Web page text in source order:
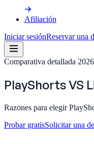
Afiliación
Iniciar sesiónReservar una
Comparativa detallada 2026
PlayShortsVS
Razones para elegir
Probar gratisSolicitar una